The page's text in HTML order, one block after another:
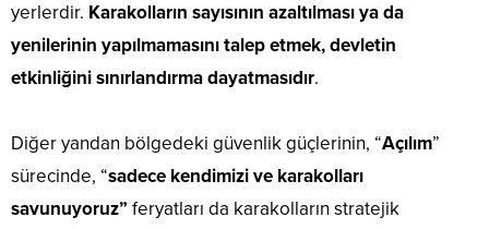
yerlerdir. Karakolların sayısının azaltılması ya da
yenilerinin yapılmamasını talep etmek, devletin
etkinliğini sınırlandırma dayatmasıdır.
Diğer yandan bölgedeki güvenlik güçlerinin, “Açılım”
sürecinde, “sadece kendimizi ve karakolları
savunuyoruz” feryatları da karakolların stratejik